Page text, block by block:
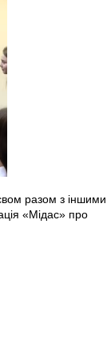
разом з іншими
«Мідас» про